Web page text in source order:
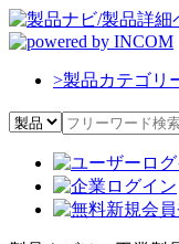
>製品カテゴリ